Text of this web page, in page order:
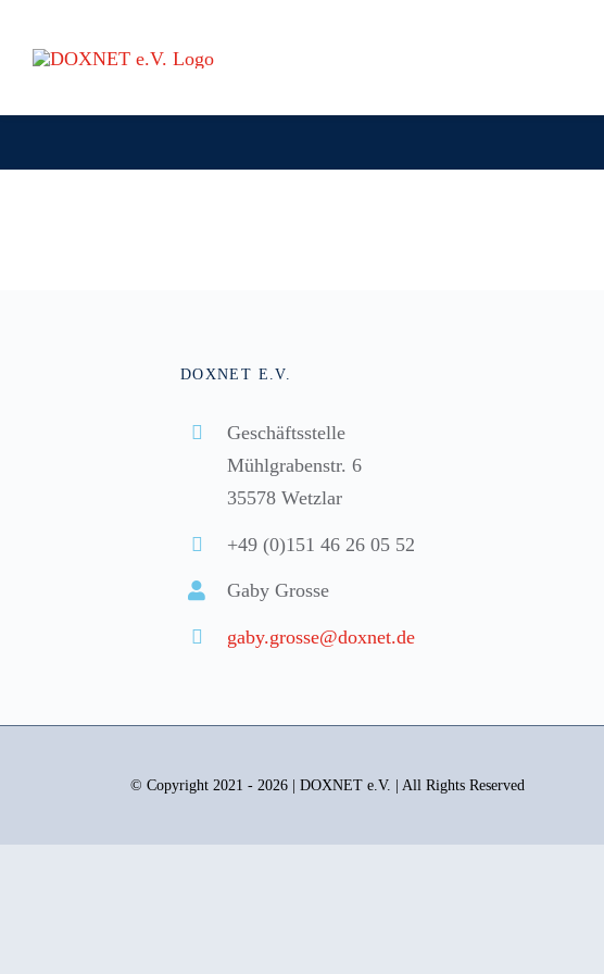
springen
DOXNET E.V.
Geschäftsstelle
Mühlgrabenstr. 6
35578 Wetzlar
+49 (0)151 46 26 05 52
Gaby Grosse
gaby.grosse@doxnet.de
© Copyright 2021 - 2026 | DOXNET e.V. | All Rights Reserved